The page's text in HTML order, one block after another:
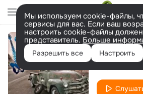
Мы используем cookie-файлы,
сервисы для вас. Если ваш
настроить cookie-файлы
представитель. Больше
Разрешить все Настроить
Pray for